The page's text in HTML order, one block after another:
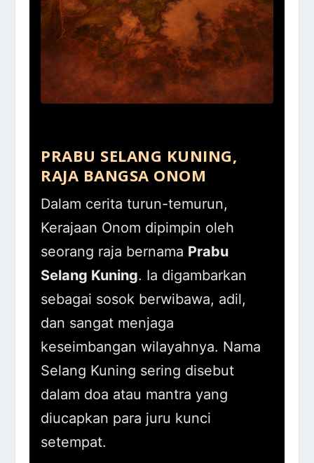
PRABU SELANG KUNING,
RAJA BANGSA ONOM
Dalam cerita turun-temurun,
Kerajaan Onom dipimpin oleh
seorang raja bernama Prabu
Selang Kuning. Ia digambarkan
sebagai sosok berwibawa, adil,
dan sangat menjaga
keseimbangan wilayahnya. Nama
Selang Kuning sering disebut
dalam doa atau mantra yang
diucapkan para juru kunci
setempat.